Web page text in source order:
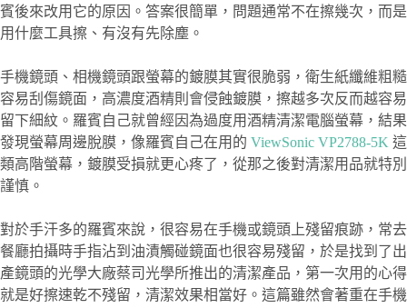
賓後來改用它的原因。答案很簡單，問題通常不在擦幾次，而是
用什麼工具擦、有沒有先除塵。
手機鏡頭、相機鏡頭跟螢幕的鍍膜其實很脆弱，衛生紙纖維粗糙
容易刮傷鏡面，高濃度酒精則會侵蝕鍍膜，擦越多次反而越容易
留下細紋。羅賓自己就曾經因為過度用酒精清潔電腦螢幕，結果
發現螢幕周邊脫膜，像羅賓自己在用的 ViewSonic VP2788-5K 這
類高階螢幕，鍍膜受損就更心疼了，從那之後對清潔用品就特別
謹慎。
對於手汗多的羅賓來說，很容易在手機或鏡頭上殘留痕跡，常去
餐廳拍攝時手指沾到油漬觸碰鏡面也很容易殘留，於是找到了出
產鏡頭的光學大廠蔡司光學所推出的清潔產品，第一次用的心得
就是好擦速乾不殘留，清潔效果相當好。這篇雖然會著重在手機